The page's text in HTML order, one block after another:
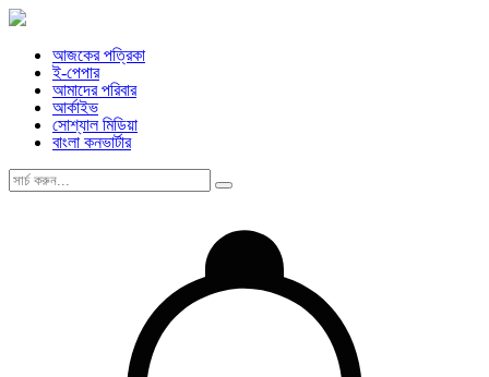
আজকের পত্রিকা
ই-পেপার
আমাদের পরিবার
আর্কাইভ
সোশ্যাল মিডিয়া
বাংলা কনভার্টার